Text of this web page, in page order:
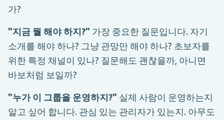
가?
"지금 뭘 해야 하지?" 가장 중요한 질문입니다. 자기
소개를 해야 하나? 그냥 관망만 해야 하나? 초보자를
위한 특정 채널이 있나? 질문해도 괜찮을까, 아니면
바보처럼 보일까?
"누가 이 그룹을 운영하지?" 실제 사람이 운영하는지
알고 싶어 합니다. 관심 있는 관리자가 있는지. 아무도